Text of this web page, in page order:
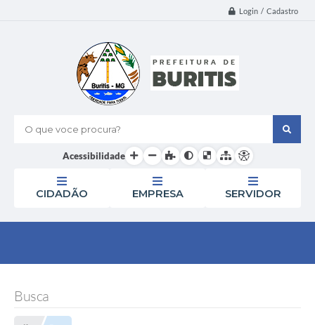
Login / Cadastro
O que voce procura?
Acessibilidade
CIDADÃO EMPRESA SERVIDOR
Busca